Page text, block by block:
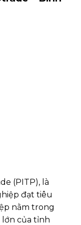
(PITP), là
đạt tiêu
nằm trong
của tỉnh